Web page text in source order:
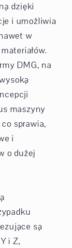
dzięki
i umożliwia
w
DMG, na
maszyny
sprawia,
i
o dużej
są
i Z,